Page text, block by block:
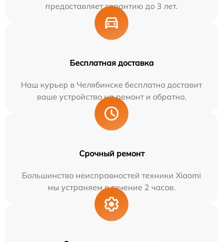
предоставляет гарантию до 3 лет.
Бесплатная доставка
Наш курьер в Челябинске бесплатно доставит
ваше устройство на ремонт и обратно.
Срочный ремонт
Большинство неисправностей техники Xiaomi
мы устраняем в течение 2 часов.